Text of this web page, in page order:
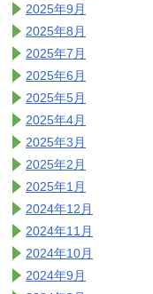
2025年9月
2025年8月
2025年7月
2025年6月
2025年5月
2025年4月
2025年3月
2025年2月
2025年1月
2024年12月
2024年11月
2024年10月
2024年9月